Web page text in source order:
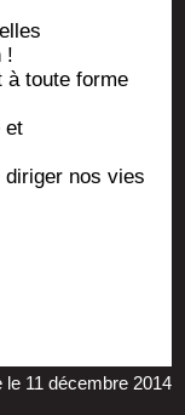
!
à toute forme
et
nos vies
le 11 décembre 2014